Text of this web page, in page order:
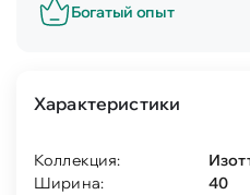
Богатый опыт
Характеристики
Коллекция:
Ширина:
40